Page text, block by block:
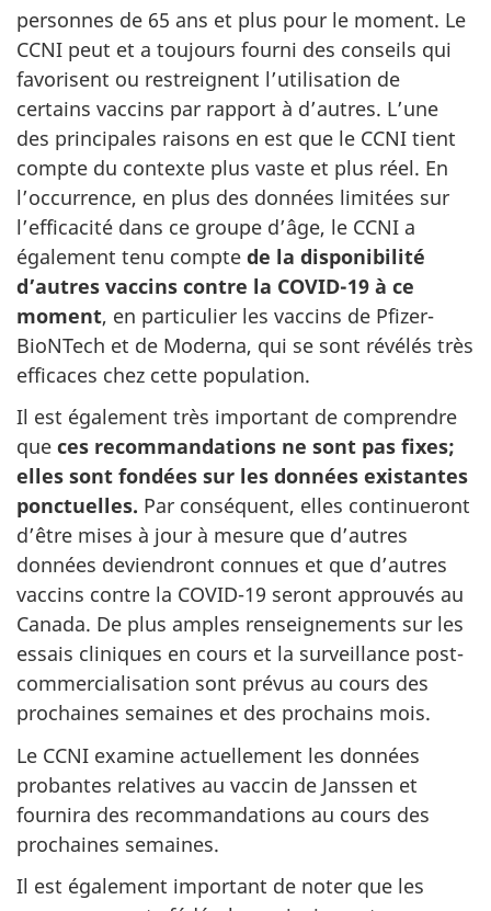
personnes de 65 ans et plus pour le moment. Le
CCNI peut et a toujours fourni des conseils qui
favorisent ou restreignent l’utilisation de
certains vaccins par rapport à d’autres. L’une
des principales raisons en est que le CCNI tient
compte du contexte plus vaste et plus réel. En
l’occurrence, en plus des données limitées sur
l’efficacité dans ce groupe d’âge, le CCNI a
également tenu compte de la disponibilité
d’autres vaccins contre la COVID-19 à ce
moment, en particulier les vaccins de Pfizer-
BioNTech et de Moderna, qui se sont révélés très
efficaces chez cette population.
Il est également très important de comprendre
que ces recommandations ne sont pas fixes;
elles sont fondées sur les données existantes
ponctuelles. Par conséquent, elles continueront
d’être mises à jour à mesure que d’autres
données deviendront connues et que d’autres
vaccins contre la COVID-19 seront approuvés au
Canada. De plus amples renseignements sur les
essais cliniques en cours et la surveillance post-
commercialisation sont prévus au cours des
prochaines semaines et des prochains mois.
Le CCNI examine actuellement les données
probantes relatives au vaccin de Janssen et
fournira des recommandations au cours des
prochaines semaines.
Il est également important de noter que les